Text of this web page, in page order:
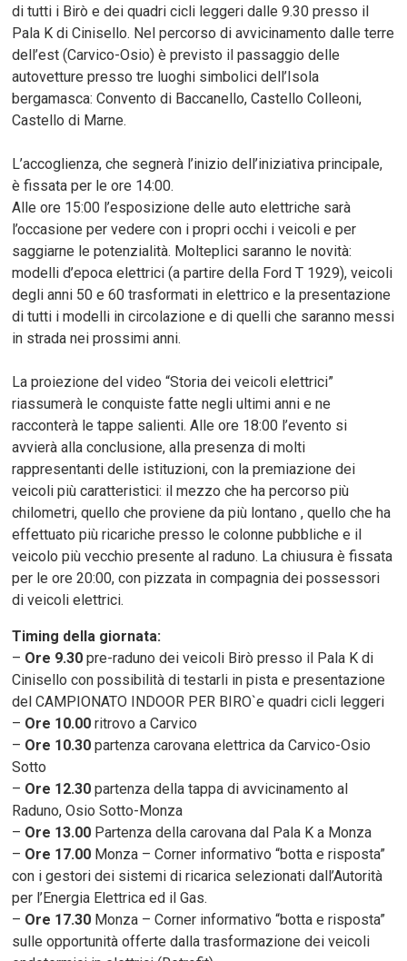
di tutti i Birò e dei quadri cicli leggeri dalle 9.30 presso il
Pala K di Cinisello. Nel percorso di avvicinamento dalle terre
dell’est (Carvico-Osio) è previsto il passaggio delle
autovetture presso tre luoghi simbolici dell’Isola
bergamasca: Convento di Baccanello, Castello Colleoni,
Castello di Marne.
L’accoglienza, che segnerà l’inizio dell’iniziativa principale,
è fissata per le ore 14:00.
Alle ore 15:00 l’esposizione delle auto elettriche sarà
l’occasione per vedere con i propri occhi i veicoli e per
saggiarne le potenzialità. Molteplici saranno le novità:
modelli d’epoca elettrici (a partire della Ford T 1929), veicoli
degli anni 50 e 60 trasformati in elettrico e la presentazione
di tutti i modelli in circolazione e di quelli che saranno messi
in strada nei prossimi anni.
La proiezione del video “Storia dei veicoli elettrici”
riassumerà le conquiste fatte negli ultimi anni e ne
racconterà le tappe salienti. Alle ore 18:00 l’evento si
avvierà alla conclusione, alla presenza di molti
rappresentanti delle istituzioni, con la premiazione dei
veicoli più caratteristici: il mezzo che ha percorso più
chilometri, quello che proviene da più lontano , quello che ha
effettuato più ricariche presso le colonne pubbliche e il
veicolo più vecchio presente al raduno. La chiusura è fissata
per le ore 20:00, con pizzata in compagnia dei possessori
di veicoli elettrici.
Timing della giornata:
– Ore 9.30 pre-raduno dei veicoli Birò presso il Pala K di
Cinisello con possibilità di testarli in pista e presentazione
del CAMPIONATO INDOOR PER BIRO`e quadri cicli leggeri
– Ore 10.00 ritrovo a Carvico
– Ore 10.30 partenza carovana elettrica da Carvico-Osio
Sotto
– Ore 12.30 partenza della tappa di avvicinamento al
Raduno, Osio Sotto-Monza
– Ore 13.00 Partenza della carovana dal Pala K a Monza
– Ore 17.00 Monza – Corner informativo “botta e risposta”
con i gestori dei sistemi di ricarica selezionati dall’Autorità
per l’Energia Elettrica ed il Gas.
– Ore 17.30 Monza – Corner informativo “botta e risposta”
sulle opportunità offerte dalla trasformazione dei veicoli